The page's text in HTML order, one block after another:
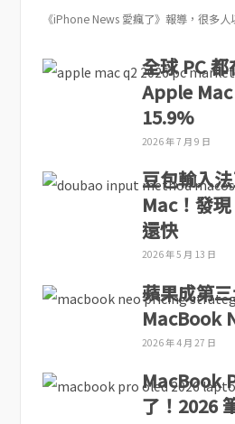
《iPhone News 愛瘋了》報導，很多
全球 PC
Apple
15.9%
2026 年 7 月 9 日
豆包輸入
Mac！發
還快
2026 年 5 月 13 日
蘋果成第
MacBook
2026 年 4 月 27 日
MacBook
了！2026